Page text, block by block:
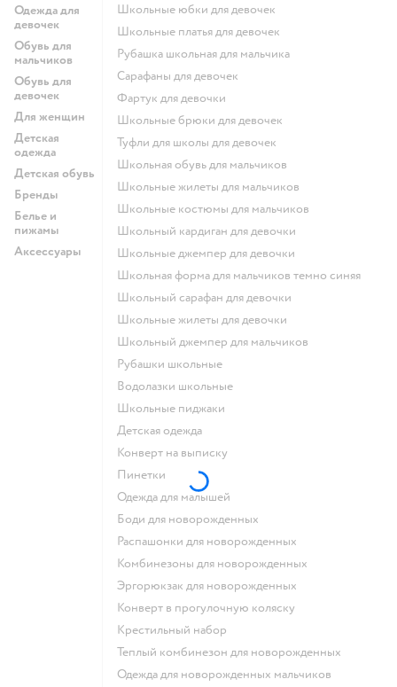
Одежда для
девочек
Обувь для
мальчиков
Обувь для
девочек
Для женщин
Детская
одежда
Детская обувь
Бренды
Белье и
пижамы
Аксессуары
Школьные юбки для девочек
Школьные платья для девочек
Рубашка школьная для мальчика
Сарафаны для девочек
Фартук для девочки
Школьные брюки для девочек
Туфли для школы для девочек
Школьная обувь для мальчиков
Школьные жилеты для мальчиков
Школьные костюмы для мальчиков
Школьный кардиган для девочки
Школьные джемпер для девочки
Школьная форма для мальчиков темно синяя
Школьный сарафан для девочки
Школьные жилеты для девочки
Школьный джемпер для мальчиков
Рубашки школьные
Водолазки школьные
Школьные пиджаки
Детская одежда
Конверт на выписку
Пинетки
Одежда для малышей
Боди для новорожденных
Распашонки для новорожденных
Комбинезоны для новорожденных
Эргорюкзак для новорожденных
Конверт в прогулочную коляску
Крестильный набор
Теплый комбинезон для новорожденных
Одежда для новорожденных мальчиков